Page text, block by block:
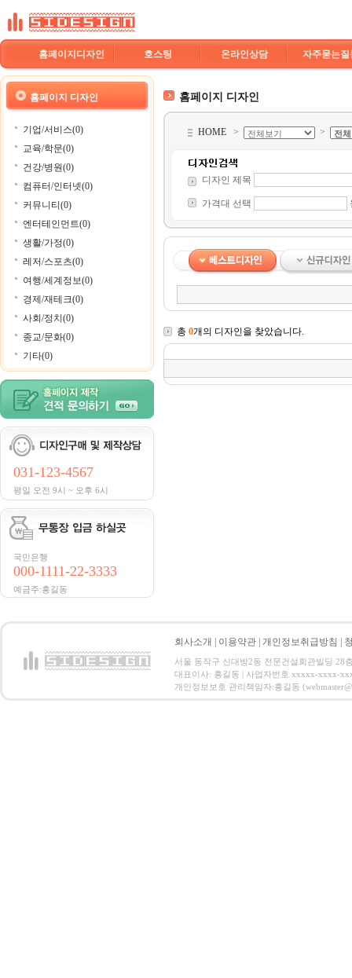
홈페이지디자인 호스팅 온라인상담 자주묻는질
홈페이지 디자인
기업/서비스(0)
교육/학문(0)
건강/병원(0)
컴퓨터/인터넷(0)
커뮤니티(0)
엔터테인먼트(0)
생활/가정(0)
레저/스포츠(0)
여행/세계정보(0)
경제/재테크(0)
사회/정치(0)
종교/문화(0)
기타(0)
031-123-4567
평일 오전 9시 ~ 오후 6시
국민은행
000-1111-22-3333
예금주:홍길동
홈페이지 디자인
HOME > >
디자인 제목
가격대 선택
총 0개의 디자인을 찾았습니다.
회사소개 이용약관 개인정보취급방침
서울 동작구 신대방2동 전문건설회관빌딩 28
대표이사: 홍길동 | 사업자번호 xxxxx-xxxx-
개인정보보호 관리책임자:홍길동